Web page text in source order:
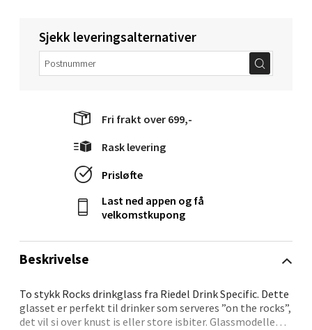
Beskrivelse
To stykk Rocks drinkglass fra Riedel Drink Specific. Dette
glasset er perfekt til drinker som serveres ”on the rocks”,
det vil si over knust is eller store isbiter. Glassmodellen
Sjekk leveringsalternativer
Fri frakt over 699,-
Rask levering
Prisløfte
Last ned appen og få
velkomstkupong
Langelandsvegen 25, 6010 Ålesund
Åpent i dag 10-20
Molde - Moldetorget
Torget 1, 6413 Molde
0 i butikk
Velg